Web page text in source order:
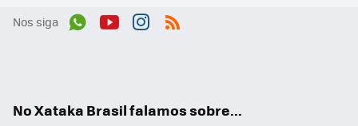
Nos siga
No Xataka Brasil falamos sobre...